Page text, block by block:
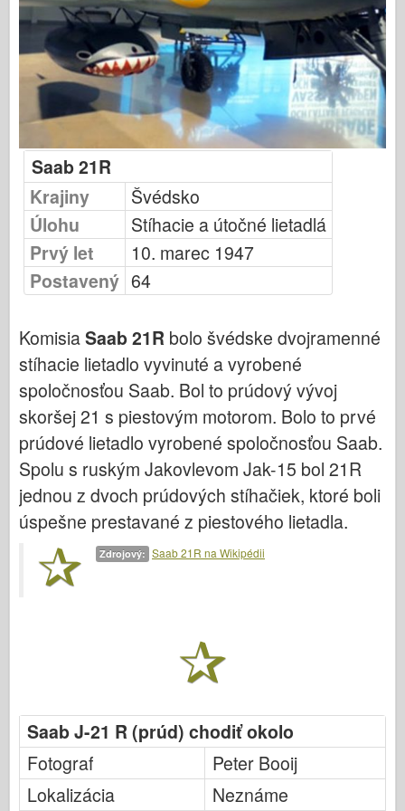
Vydavateľstvo Osprey
Letka Signál
TankPower (Sila nádrže)
Nákladné vozidlá a nádrže
Waffen-Arsenal
Wydawnictwo Militaria
Maquettes (Maquettes)
Akadémia
Modely esa
Klub AFV
Airfix
Vzdušné sily
AZ Model
Čierny pes
Bronco (Bronco)
Cyber-Hobby (Počítačový koníček)
Dnepromodel (Dnepromodel)
Dragon
Eduard
E.T. Model
Jemné formy
HobbyBoss (Slovenský)
Modely IBG
Icm
Saab 21R
Krajiny
Švédsko
Úlohu
Stíhacie a útočné lietadlá
Prvý let
10. marec 1947
Postavený 64
KomisiaSaab 21R bolo švédske dvojramenné
stíhacie lietadlo vyvinuté a vyrobené
spoločnosťou Saab. Bol to prúdový vývoj
skoršej 21 s piestovým motorom. Bolo to prvé
prúdové lietadlo vyrobené spoločnosťou Saab.
Spolu s ruským Jakovlevom Jak-15 bol 21R
jednou z dvoch prúdových stíhačiek, ktoré boli
úspešne prestavané z piestového lietadla.
Zdrojový: Saab 21R na Wikipédii
Saab J-21 R (prúd) chodiť okolo
Fotograf
Peter Booij
Lokalizácia
Neznáme